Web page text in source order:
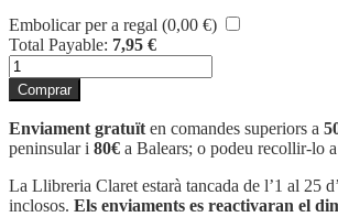
Embolicar per a regal (0,00 €)
Total Payable: 7,95 €
quantitat
de
APRENDER
A
LEER
EN
LA
ESCUELA
Comprar
Enviament gratuït en comandes superiors a
peninsular i 80€ a Balears; o podeu recollir-lo
La Llibreria Claret estarà tancada de l’1 al 25
inclosos. Els enviaments es reactivaran el